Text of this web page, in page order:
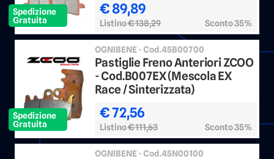
Spedizione
Gratuita
€ 89,89
Listino€ 138,29 Sconto 35%
Spedizione
Gratuita
OGNIBENE - Cod.45B00700
Pastiglie Freno Anteriori ZCOO
- Cod.B007EX (Mescola EX
Race / Sinterizzata)
€ 72,56
Listino€ 111,63 Sconto 35%
OGNIBENE - Cod.45N00100